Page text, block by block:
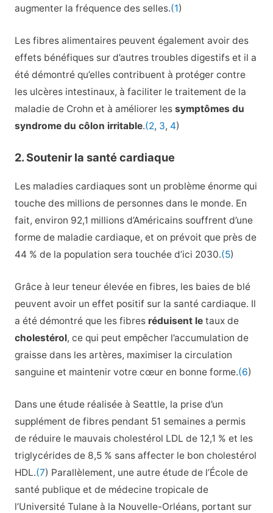
augmenter la fréquence des selles.(1)
Les fibres alimentaires peuvent également avoir des
effets bénéfiques sur d’autres troubles digestifs et il a
été démontré qu’elles contribuent à protéger contre
les ulcères intestinaux, à faciliter le traitement de la
maladie de Crohn et à améliorer les symptômes du
syndrome du côlon irritable.(2, 3, 4)
2. Soutenir la santé cardiaque
Les maladies cardiaques sont un problème énorme qui
touche des millions de personnes dans le monde. En
fait, environ 92,1 millions d’Américains souffrent d’une
forme de maladie cardiaque, et on prévoit que près de
44 % de la population sera touchée d’ici 2030.(5)
Grâce à leur teneur élevée en fibres, les baies de blé
peuvent avoir un effet positif sur la santé cardiaque. Il
a été démontré que les fibres réduisent letaux de
cholestérol, ce qui peut empêcher l’accumulation de
graisse dans les artères, maximiser la circulation
sanguine et maintenir votre cœur en bonne forme.(6)
Dans une étude réalisée à Seattle, la prise d’un
supplément de fibres pendant 51 semaines a permis
de réduire le mauvais cholestérol LDL de 12,1 % et les
triglycérides de 8,5 % sans affecter le bon cholestérol
HDL.(7) Parallèlement, une autre étude de l’École de
santé publique et de médecine tropicale de
l’Université Tulane à la Nouvelle-Orléans, portant sur